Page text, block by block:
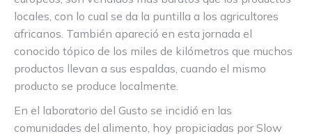
locales, con lo cual se da la puntilla a los agricultores
africanos. También apareció en esta jornada el
conocido tópico de los miles de kilómetros que muchos
productos llevan a sus espaldas, cuando el mismo
producto se produce localmente.
En el laboratorio del Gusto se incidió en las
comunidades del alimento, hoy propiciadas por Slow